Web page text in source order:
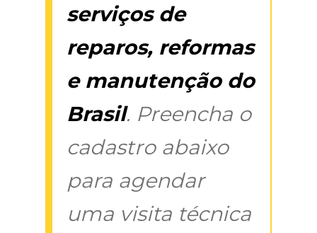
serviços de
reparos, reformas
e manutenção do
Brasil. Preencha o
cadastro abaixo
para agendar
uma visita técnica